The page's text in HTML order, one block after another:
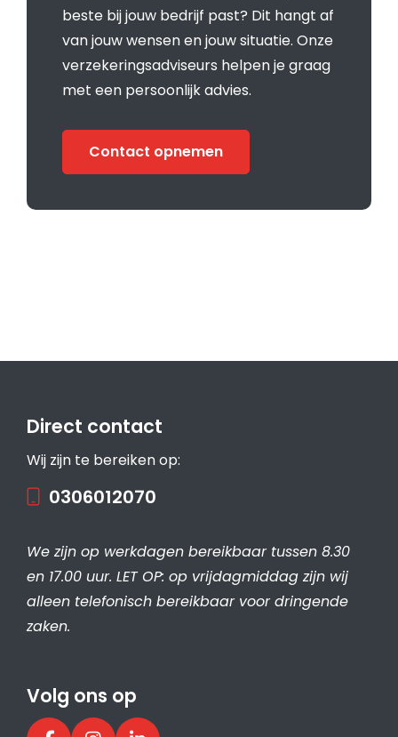
beste bij jouw bedrijf past? Dit hangt af
van jouw wensen en jouw situatie. Onze
verzekeringsadviseurs helpen je graag
met een persoonlijk advies.
Contact opnemen
Direct contact
Wij zijn te bereiken op:
0306012070
We zijn op werkdagen bereikbaar tussen 8.30
en 17.00 uur. LET OP: op vrijdagmiddag zijn wij
alleen telefonisch bereikbaar voor dringende
zaken.
Volg ons op